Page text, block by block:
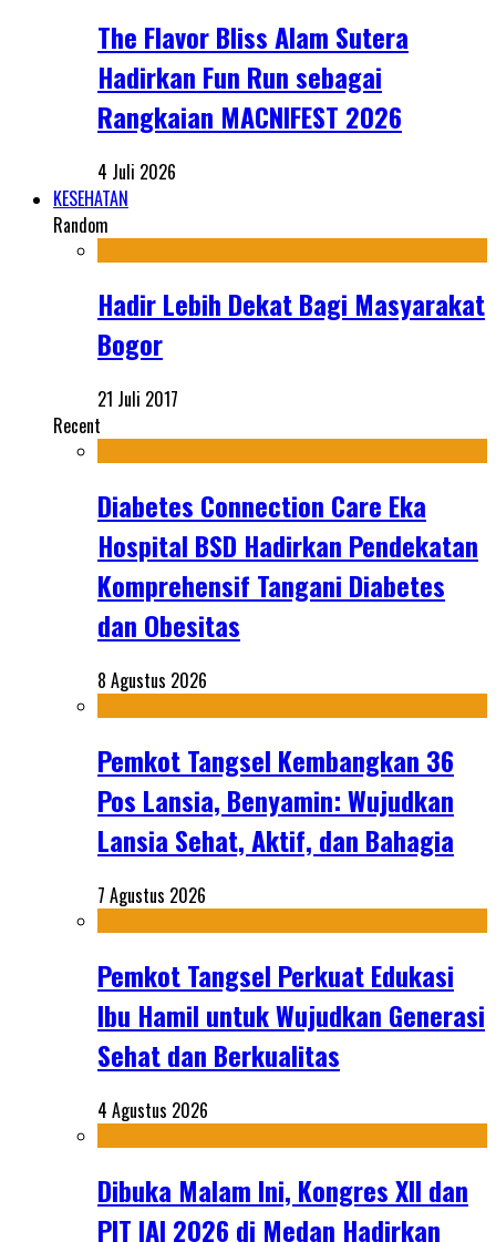
The Flavor Bliss Alam Sutera
Hadirkan Fun Run sebagai
Rangkaian MACNIFEST 2026
4 Juli 2026
KESEHATAN
Random
Hadir Lebih Dekat Bagi Masyarakat
Bogor
21 Juli 2017
Recent
Diabetes Connection Care Eka
Hospital BSD Hadirkan Pendekatan
Komprehensif Tangani Diabetes
dan Obesitas
8 Agustus 2026
Pemkot Tangsel Kembangkan 36
Pos Lansia, Benyamin: Wujudkan
Lansia Sehat, Aktif, dan Bahagia
7 Agustus 2026
Pemkot Tangsel Perkuat Edukasi
Ibu Hamil untuk Wujudkan Generasi
Sehat dan Berkualitas
4 Agustus 2026
Dibuka Malam Ini, Kongres XII dan
PIT IAI 2026 di Medan Hadirkan